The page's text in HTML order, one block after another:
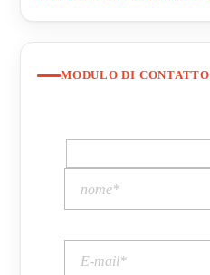
MODULO DI CONTATTO